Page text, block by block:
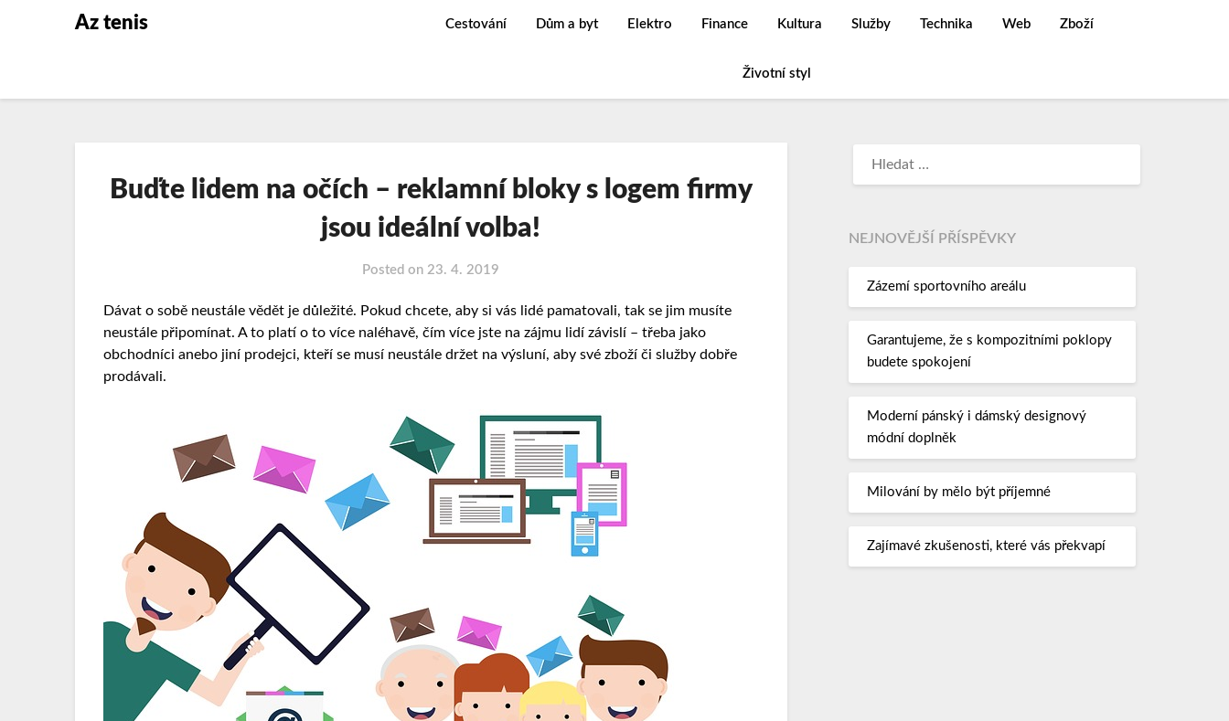
Az tenis Cestování Dům a byt Elektro Finance Kultura Služby Technika Web Zboží
Životní styl
Buďte lidem na očích – reklamní bloky s logem firmy
jsou ideální volba!
Posted on23. 4. 2019
Dávat o sobě neustále vědět je důležité. Pokud chcete, aby si vás lidé pamatovali, tak se jim musíte
neustále připomínat. A to platí o to více naléhavě, čím více jste na zájmu lidí závislí – třeba jako
obchodníci anebo jiní prodejci, kteří se musí neustále držet na výsluní, aby své zboží či služby dobře
prodávali.
NEJNOVĚJŠÍ PŘÍSPĚVKY
Zázemí sportovního areálu
Garantujeme, že s kompozitními poklopy
budete spokojení
Moderní pánský i dámský designový
módní doplněk
Milování by mělo být příjemné
Zajímavé zkušenosti, které vás překvapí